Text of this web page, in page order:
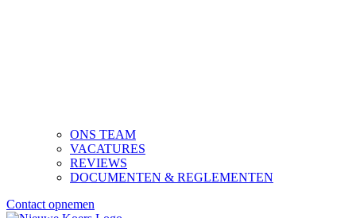
ONS TEAM
VACATURES
REVIEWS
DOCUMENTEN & REGLEMENTEN
Contact opnemen